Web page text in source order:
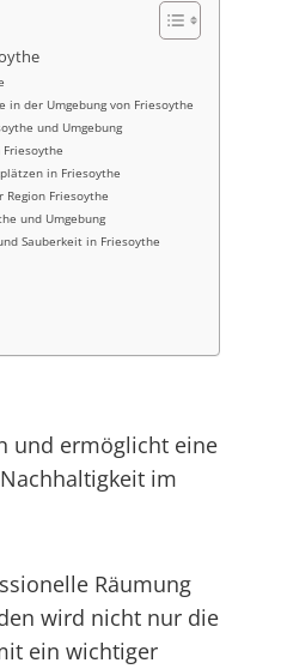
in der Umgebung von Friesoythe
und Umgebung
in Friesoythe
Friesoythe
und Umgebung
Sauberkeit in Friesoythe
und ermöglicht eine
im
Räumung
wird nicht nur die
ein wichtiger